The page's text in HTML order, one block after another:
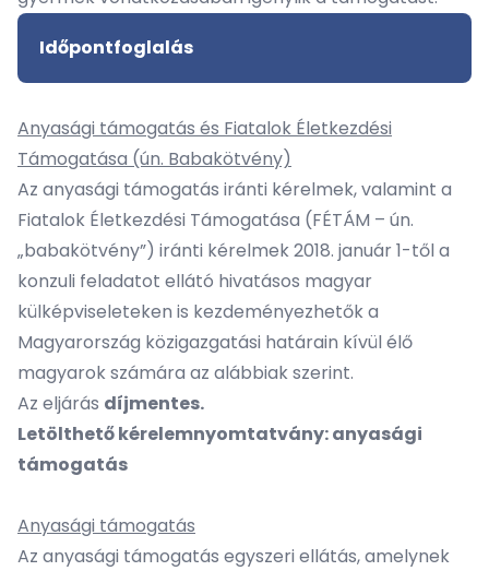
Időpontfoglalás
Anyasági támogatás és Fiatalok Életkezdési
Támogatása (ún. Babakötvény)
Az anyasági támogatás iránti kérelmek, valamint a
Fiatalok Életkezdési Támogatása (FÉTÁM – ún.
„babakötvény”) iránti kérelmek 2018. január 1-től a
konzuli feladatot ellátó hivatásos magyar
külképviseleteken is kezdeményezhetők a
Magyarország közigazgatási határain kívül élő
magyarok számára az alábbiak szerint.
Az eljárás díjmentes.
Letölthető kérelemnyomtatvány:anyasági
támogatás
Anyasági támogatás
Az anyasági támogatás egyszeri ellátás, amelynek